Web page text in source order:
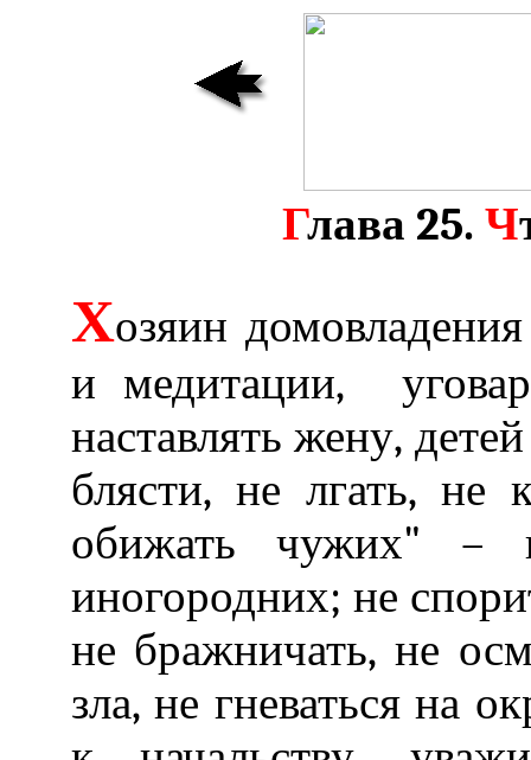
Глава 25. Ч
Хозяин
и медитации,
наставлять жену,
блясти, не лгать, не
обижать чужих" –
иногородних; не
не бражничать, не
зла, не гневаться на